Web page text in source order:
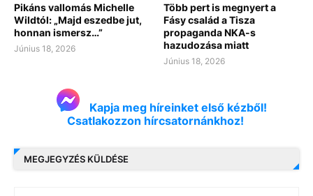
Pikáns vallomás Michelle
Wildtól: „Majd eszedbe jut,
honnan ismersz…”
Június 18, 2026
Több pert is megnyert a
Fásy család a Tisza
propaganda NKA-s
hazudozása miatt
Június 18, 2026
Kapja meg híreinket első kézből!
Csatlakozzon hírcsatornánkhoz!
MEGJEGYZÉS KÜLDÉSE